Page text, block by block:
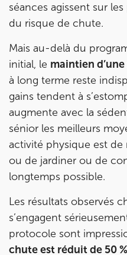
séances agissent sur
du risque de chute.
Mais au-delà du
initial, le maintien
à long terme reste
gains tendent à
augmente avec la
sénior les meilleurs
activité physique est de
ou de jardiner ou de
longtemps possible.
Les résultats observés
s’engagent
protocole sont
chute est réduit de 50